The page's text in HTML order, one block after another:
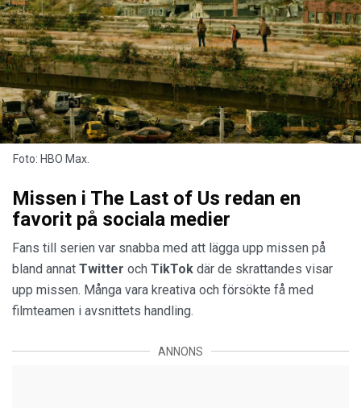
Foto: HBO Max.
Missen i The Last of Us redan en
favorit på sociala medier
Fans till serien var snabba med att lägga upp missen på
bland annat Twitter och TikTok där de skrattandes visar
upp missen. Många vara kreativa och försökte få med
filmteamen i avsnittets handling.
ANNONS